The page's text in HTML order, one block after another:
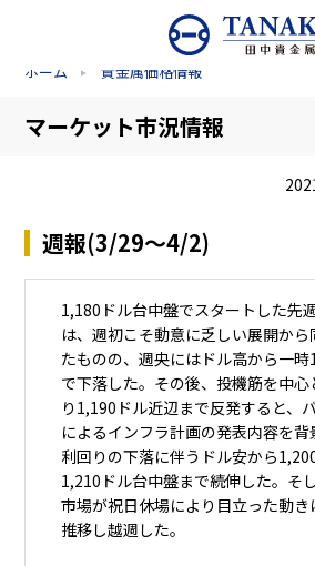
ホーム 貴金属価格情報
マーケット市況情報
週報(3/29～4/2)
1,180ドル台中盤でスタートした先
は、週初こそ動意に乏しい展開か
たものの、週央にはドル高から一
で下落した。その後、投機筋を中心
り1,190ドル近辺まで反発すると、
によるインフラ計画の発表内容を
利回りの下落に伴うドル安から
1,210ドル台中盤まで続伸した。そ
市場が祝日休場により目立った動
推移し越週した。